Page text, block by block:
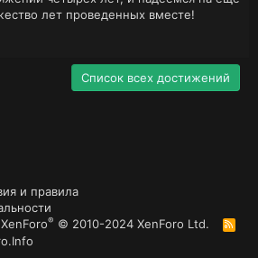
лет проведенных вместе!
Список всех достижений
и правила
® © 2010-2024 XenForo Ltd.
R
S